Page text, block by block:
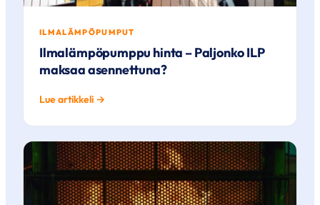
ILMALÄMPÖPUMPUT
Ilmalämpöpumppu hinta – Paljonko ILP
maksaa asennettuna?
Lue artikkeli →